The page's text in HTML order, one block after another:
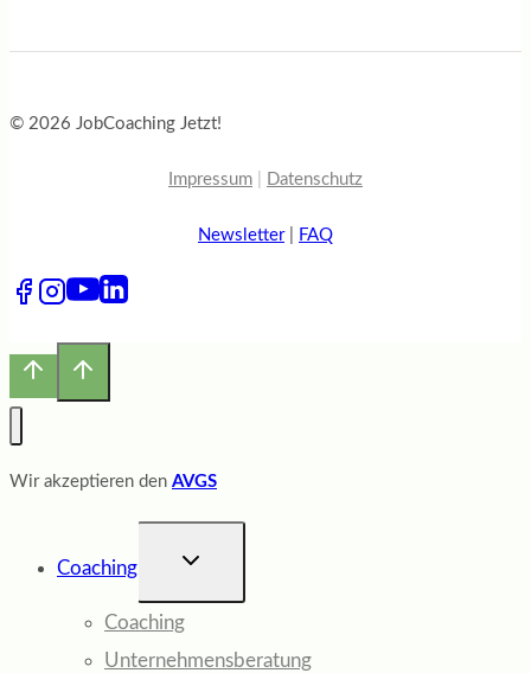
© 2026 JobCoaching Jetzt!
Impressum Datenschutz
Newsletter| FAQ
Wir akzeptieren den AVGS
Coaching
UNTERMENÜ
Coaching
Unternehmensberatung